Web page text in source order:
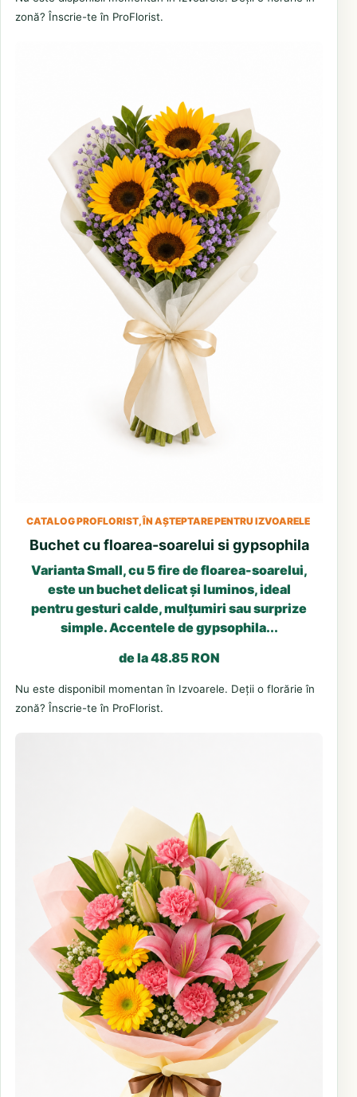
zonă? Înscrie-te în ProFlorist.
CATALOG PROFLORIST, ÎN AȘTEPTARE PENTRU IZVOARELE
Buchet cu floarea-soarelui si gypsophila
Varianta Small, cu 5 fire de floarea-soarelui,
este un buchet delicat și luminos, ideal
pentru gesturi calde, mulțumiri sau surprize
simple. Accentele de gypsophila...
de la 48.85 RON
Nu este disponibil momentan în Izvoarele. Deții o florărie în
zonă? Înscrie-te în ProFlorist.